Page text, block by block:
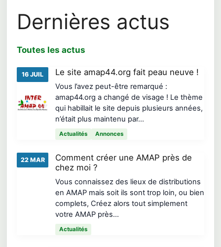
Dernières actus
Toutes les actus
16 JUIL Le site amap44.org fait peau neuve !
Vous l’avez peut-être remarqué :
amap44.org a changé de visage ! Le thème
qui habillait le site depuis plusieurs années,
n’était plus maintenu par…
Actualités Annonces
22 MAR
Comment créer une AMAP près de
chez moi ?
Vous connaissez des lieux de distributions
en AMAP mais soit ils sont trop loin, ou bien
complets, Créez alors tout simplement
votre AMAP près…
Actualités